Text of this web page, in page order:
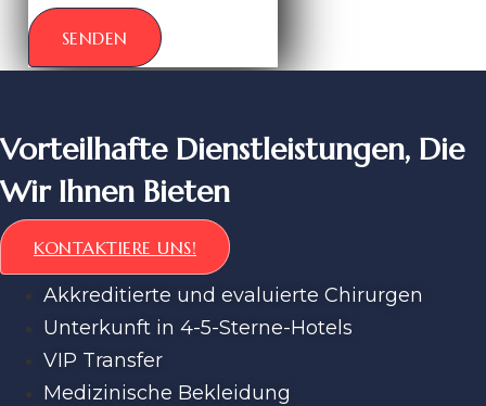
SENDEN
Vorteilhafte Dienstleistungen, Die
Wir Ihnen Bieten
KONTAKTIERE UNS!
Akkreditierte und evaluierte Chirurgen
Unterkunft in 4-5-Sterne-Hotels
VIP Transfer
Medizinische Bekleidung